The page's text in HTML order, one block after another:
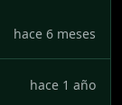
hace 6 meses
hace 1 año